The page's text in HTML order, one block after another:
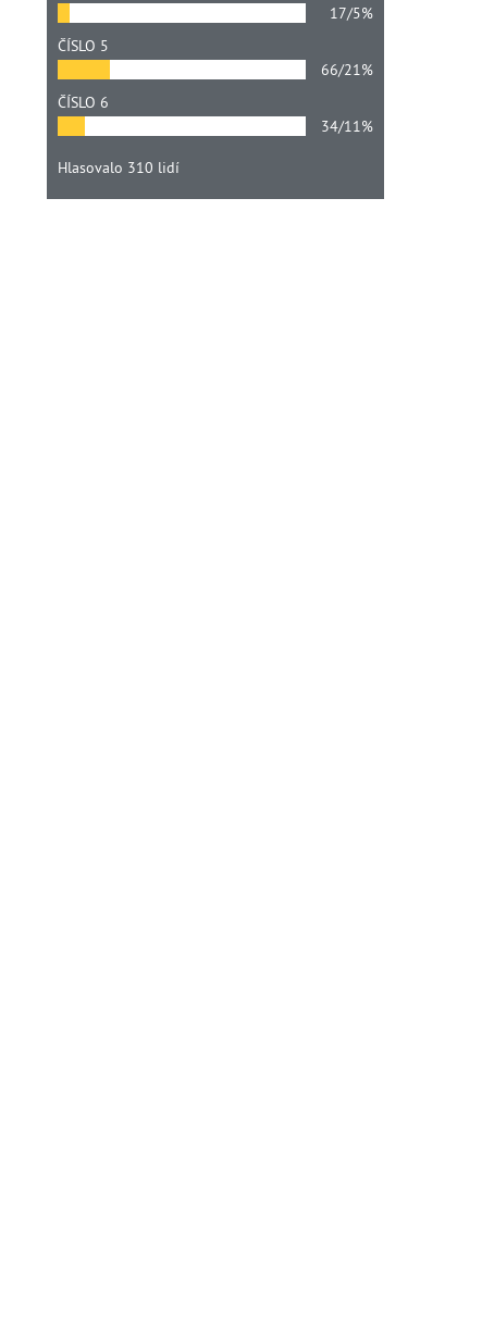
17/5%
ČÍSLO 5
66/21%
ČÍSLO 6
34/11%
Hlasovalo 310 lidí